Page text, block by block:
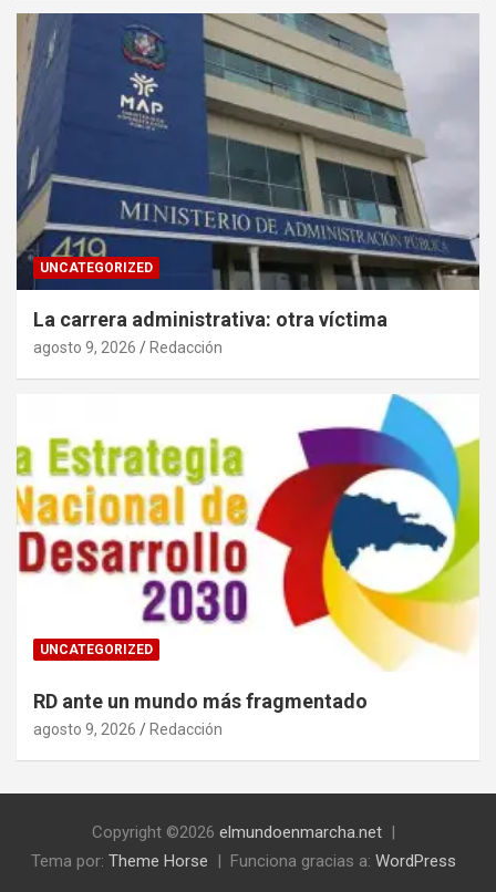
UNCATEGORIZED
La carrera administrativa: otra víctima
agosto 9, 2026 Redacción
UNCATEGORIZED
RD ante un mundo más fragmentado
agosto 9, 2026 Redacción
Copyright ©2026 elmundoenmarcha.net
Tema por: Theme Horse Funciona gracias a: WordPress